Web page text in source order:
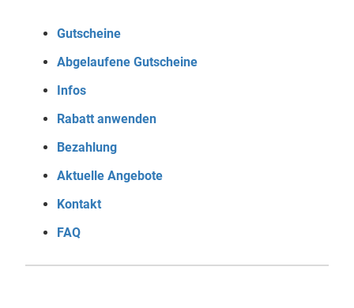
Gutscheine
Abgelaufene Gutscheine
Infos
Rabatt anwenden
Bezahlung
Aktuelle Angebote
Kontakt
FAQ